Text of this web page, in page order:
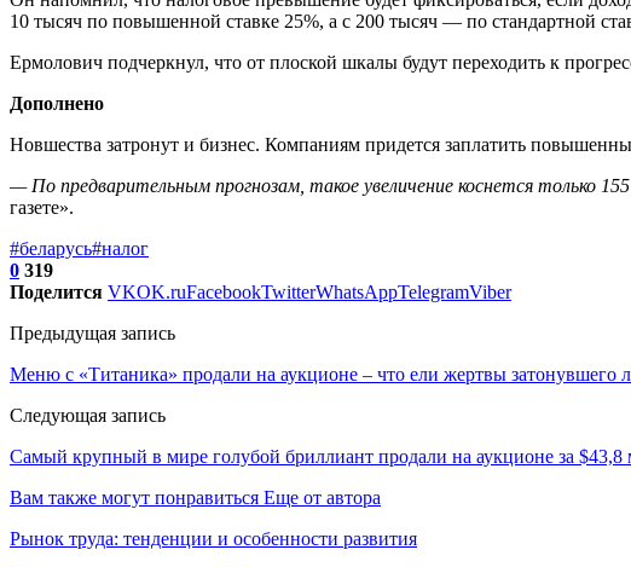
10 тысяч по повышенной ставке 25%, а с 200 тысяч — по стандартной
Ермолович подчеркнул, что от плоской шкалы будут переходить к
Дополнено
Новшества затронут и бизнес. Компаниям придется заплатить
— По предварительным прогнозам, такое увеличение коснется только
газете».
#беларусь#налог
0 319
Поделится VKOK.ruFacebookTwitterWhatsAppTelegramViber
Предыдущая запись
Меню с «Титаника» продали на аукционе – что ели жертвы затонувшего
Следующая запись
Самый крупный в мире голубой бриллиант продали на аукционе за $43,8
Вам также могут понравиться Еще от автора
Рынок труда: тенденции и особенности развития